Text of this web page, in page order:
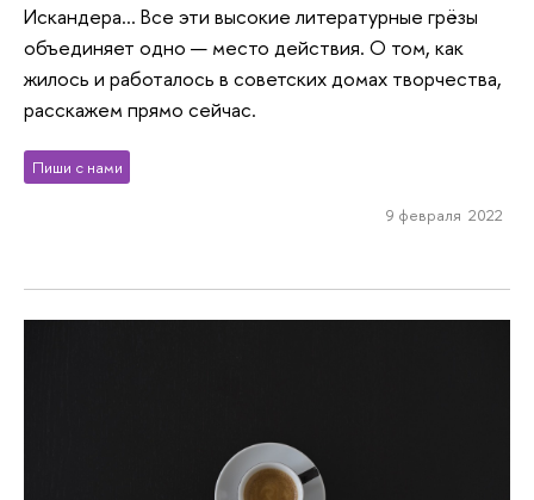
Искандера… Все эти высокие литературные грёзы
объединяет одно — место действия. О том, как
жилось и работалось в советских домах творчества,
расскажем прямо сейчас.
Пиши с нами
9 февраля 2022